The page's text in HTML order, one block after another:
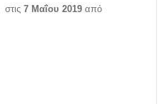
στις 7 Μαΐου 2019 από